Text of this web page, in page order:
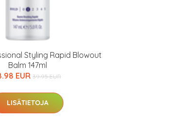
Styling Rapid Blowout
Balm 147ml
EUR 39.95 EUR
LISÄTIETOJA